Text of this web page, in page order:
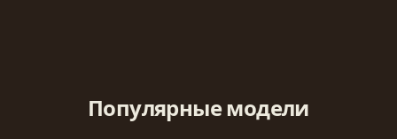
Популярные модели